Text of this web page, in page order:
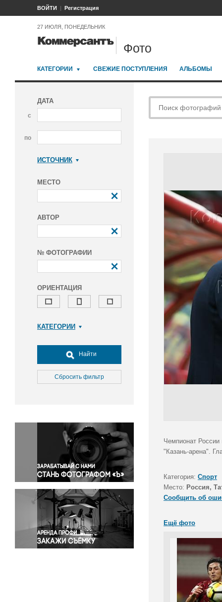
ВОЙТИ Регистрация
27 ИЮЛЯ, ПОНЕДЕЛЬНИК
Фото
КАТЕГОРИИ СВЕЖИЕ ПОСТУПЛЕНИЯ АЛЬБОМЫ
ДАТА
с
по
ИСТОЧНИК
МЕСТО
АВТОР
№ ФОТОГРАФИИ
ОРИЕНТАЦИЯ
КАТЕГОРИИ
Досуг, туризм и отдых
Культура
Медицина
Окружающая среда
Политика
Правосудие
Происшествия и конфликты
Религия
Светская жизнь
Спорт
Экология
Экономика и бизнес
Найти
Сбросить фильтр
Чемпионат
"Казань-арена".
Категория: Спорт
Место: Россия,
Сообщить об
Ещё фото